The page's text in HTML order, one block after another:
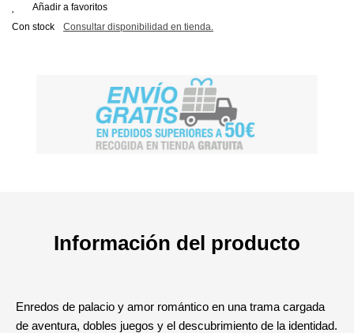
Añadir a favoritos
Con stock
Consultar disponibilidad en tienda.
Información del producto
Enredos de palacio y amor romántico en una trama cargada
de aventura, dobles juegos y el descubrimiento de la identidad.